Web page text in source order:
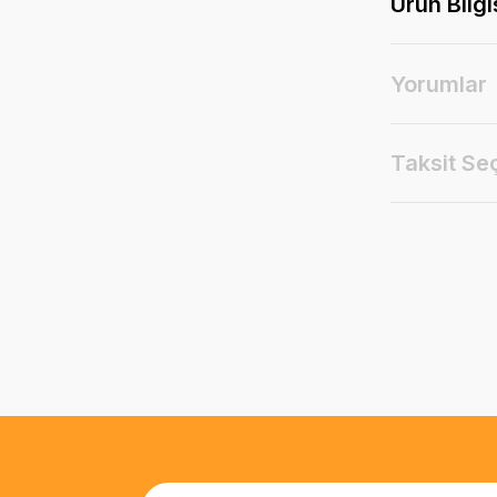
Yorumlar
Taksit